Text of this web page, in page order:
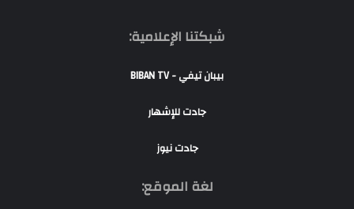
شبكتنا الإعلامية:
بيبان تيفي - BIBAN TV
جادت للإشهار
جادت نيوز
لغة الموقع: